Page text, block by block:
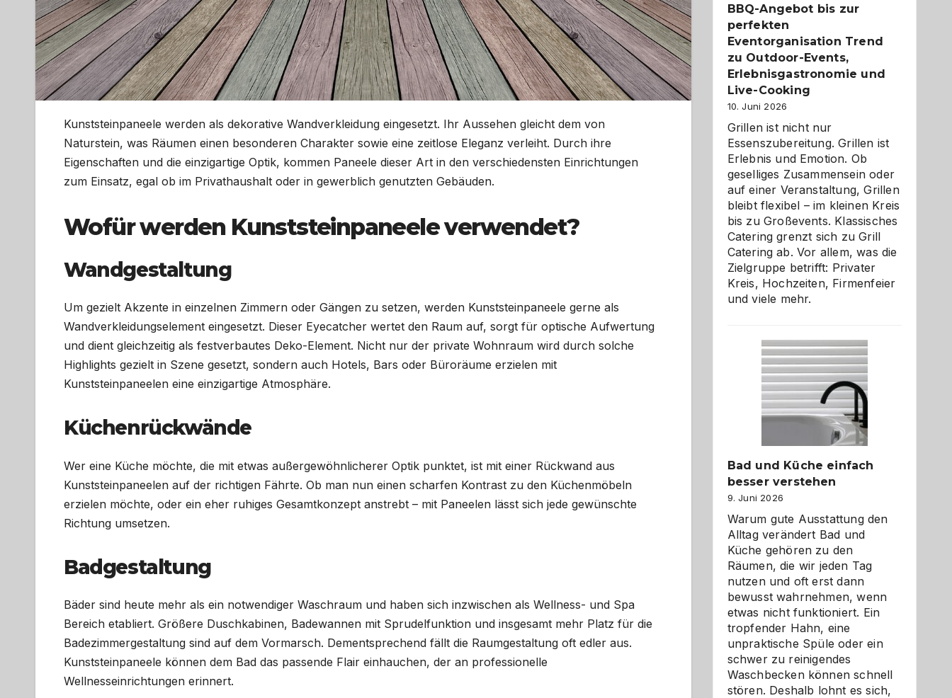
Kunststeinpaneele werden als dekorative Wandverkleidung eingesetzt. Ihr Aussehen gleicht dem von
Naturstein, was Räumen einen besonderen Charakter sowie eine zeitlose Eleganz verleiht. Durch ihre
Eigenschaften und die einzigartige Optik, kommen Paneele dieser Art in den verschiedensten Einrichtungen
zum Einsatz, egal ob im Privathaushalt oder in gewerblich genutzten Gebäuden.
Wofür werden Kunststeinpaneele verwendet?
Wandgestaltung
Um gezielt Akzente in einzelnen Zimmern oder Gängen zu setzen, werden Kunststeinpaneele gerne als
Wandverkleidungselement eingesetzt. Dieser Eyecatcher wertet den Raum auf, sorgt für optische Aufwertung
und dient gleichzeitig als festverbautes Deko-Element. Nicht nur der private Wohnraum wird durch solche
Highlights gezielt in Szene gesetzt, sondern auch Hotels, Bars oder Büroräume erzielen mit
Kunststeinpaneelen eine einzigartige Atmosphäre.
Küchenrückwände
Wer eine Küche möchte, die mit etwas außergewöhnlicherer Optik punktet, ist mit einer Rückwand aus
Kunststeinpaneelen auf der richtigen Fährte. Ob man nun einen scharfen Kontrast zu den Küchenmöbeln
erzielen möchte, oder ein eher ruhiges Gesamtkonzept anstrebt – mit Paneelen lässt sich jede gewünschte
Richtung umsetzen.
Badgestaltung
Bäder sind heute mehr als ein notwendiger Waschraum und haben sich inzwischen als Wellness- und Spa
Bereich etabliert. Größere Duschkabinen, Badewannen mit Sprudelfunktion und insgesamt mehr Platz für die
Badezimmergestaltung sind auf dem Vormarsch. Dementsprechend fällt die Raumgestaltung oft edler aus.
Kunststeinpaneele können dem Bad das passende Flair einhauchen, der an professionelle
Wellnesseinrichtungen erinnert.
BBQ-Angebot bis zur
perfekten
Eventorganisation Trend
zu Outdoor-Events,
Erlebnisgastronomie und
Live-Cooking
10. Juni 2026
Grillen ist nicht nur
Essenszubereitung. Grillen ist
Erlebnis und Emotion. Ob
geselliges Zusammensein oder
auf einer Veranstaltung, Grillen
bleibt flexibel – im kleinen Kreis
bis zu Großevents. Klassisches
Catering grenzt sich zu Grill
Catering ab. Vor allem, was die
Zielgruppe betrifft: Privater
Kreis, Hochzeiten, Firmenfeier
und viele mehr.
Bad und Küche einfach
besser verstehen
9. Juni 2026
Warum gute Ausstattung den
Alltag verändert Bad und
Küche gehören zu den
Räumen, die wir jeden Tag
nutzen und oft erst dann
bewusst wahrnehmen, wenn
etwas nicht funktioniert. Ein
tropfender Hahn, eine
unpraktische Spüle oder ein
schwer zu reinigendes
Waschbecken können schnell
stören. Deshalb lohnt es sich,